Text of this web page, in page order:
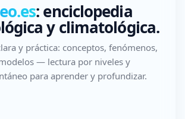
: enciclopedia
y climatológica.
y práctica: conceptos, fenómenos,
— lectura por niveles y
para aprender y profundizar.